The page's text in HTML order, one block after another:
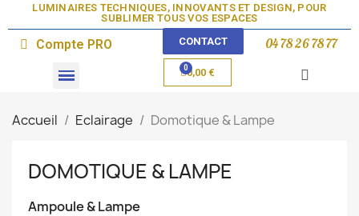
LUMINAIRES TECHNIQUES, INNOVANTS ET DESIGN, POUR
SUBLIMER TOUS VOS ESPACES​
Compte PRO CONTACT 04 78 26 78 77
0,00 €
Accueil Eclairage Domotique & Lampe
DOMOTIQUE & LAMPE
Ampoule & Lampe